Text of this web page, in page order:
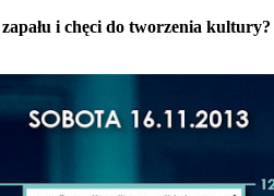
i chęci do tworzenia